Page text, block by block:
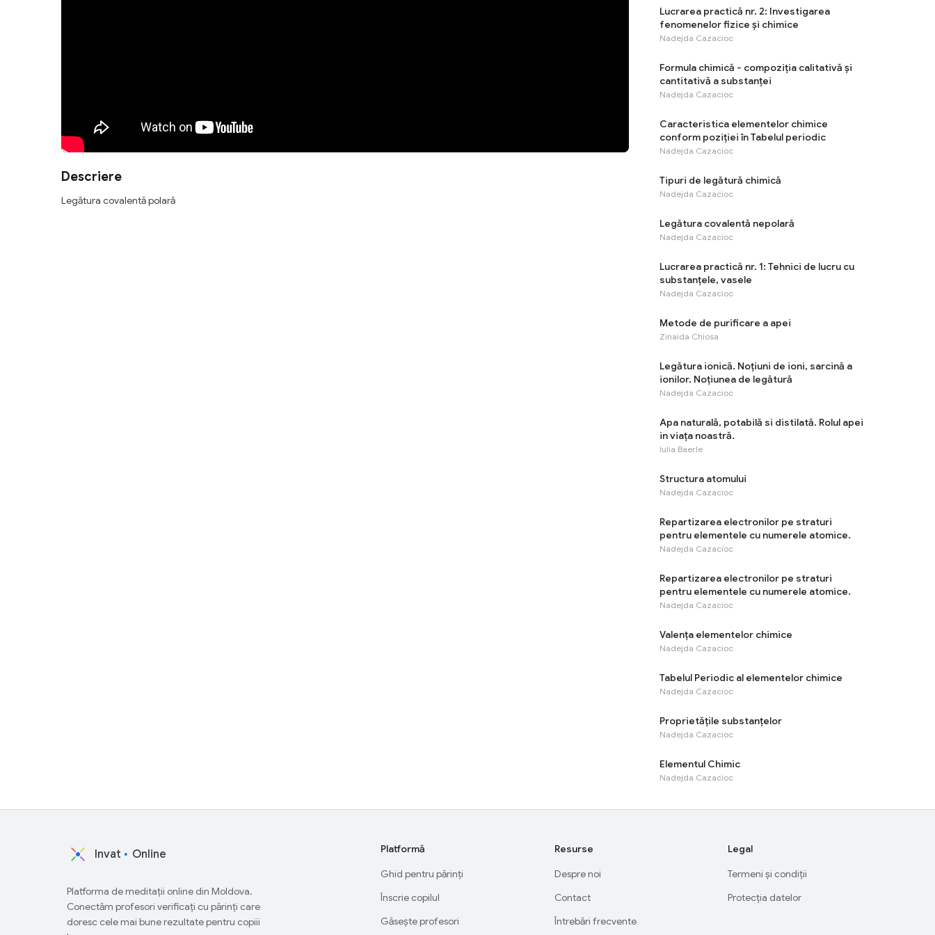
Descriere
Legătura covalentă polară
Lucrarea practică nr. 2: Investigarea
fenomenelor fizice și chimice
Nadejda Cazacioc
Formula chimică - compoziția calitativă și
cantitativă a substanței
Nadejda Cazacioc
Caracteristica elementelor chimice
conform poziției în Tabelul periodic
Nadejda Cazacioc
Tipuri de legătură chimică
Nadejda Cazacioc
Legătura covalentă nepolară
Nadejda Cazacioc
Lucrarea practică nr. 1: Tehnici de lucru cu
substanțele, vasele
Nadejda Cazacioc
Metode de purificare a apei
Zinaida Chiosa
Legătura ionică. Noțiuni de ioni, sarcină a
ionilor. Noțiunea de legătură
Nadejda Cazacioc
Apa naturală, potabilă si distilată. Rolul apei
in viața noastră.
Iulia Baerle
Structura atomului
Nadejda Cazacioc
Repartizarea electronilor pe straturi
pentru elementele cu numerele atomice.
Nadejda Cazacioc
Repartizarea electronilor pe straturi
pentru elementele cu numerele atomice.
Nadejda Cazacioc
Valența elementelor chimice
Nadejda Cazacioc
Tabelul Periodic al elementelor chimice
Nadejda Cazacioc
Proprietățile substanțelor
Nadejda Cazacioc
Elementul Chimic
Nadejda Cazacioc
Invat Online
Platforma de meditații online din Moldova.
Conectăm profesori verificați cu părinți care
doresc cele mai bune rezultate pentru copiii
Platformă
Ghid pentru părinți
Înscrie copilul
Găsește profesori
Resurse
Despre noi
Contact
Întrebări frecvente
Legal
Termeni și condiții
Protecția datelor